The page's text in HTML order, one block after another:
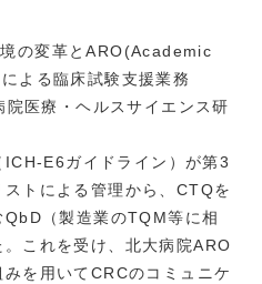
の変革とARO(Academic
よる臨床試験支援業務
医療・ヘルスサイエンス研
E6ガイドライン）が第3
トによる管理から、CTQを
（製造業のTQM等に相
これを受け、北大病院ARO
を用いてCRCのコミュニケ